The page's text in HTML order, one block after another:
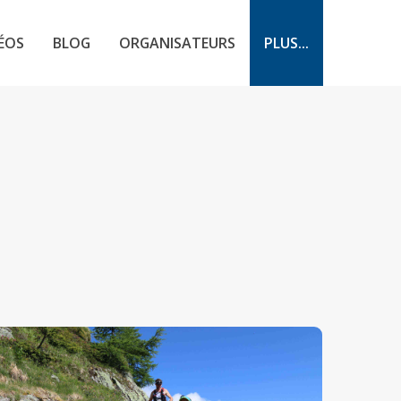
BLOG ORGANISATEURS PLUS...